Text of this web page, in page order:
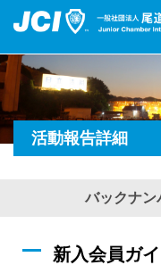
活動報告詳細
バックナン
新入会員ガ